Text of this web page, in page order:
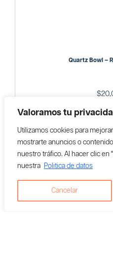
Valoramos tu
Utilizamos cookies para
mostrarte anuncios o
nuestro tráfico. Al hacer clic en
nuestra Politica de datos
Cancelar
Quartz Bowl –
$
Agregar
Vendedor